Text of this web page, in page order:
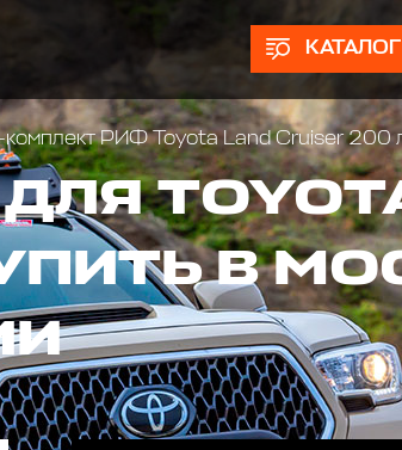
КАТАЛОГ
РИФ Toyota Land Cruiser 200
В